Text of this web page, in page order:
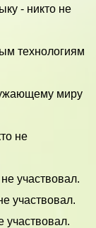
- никто не
технологиям
миру
не
участвовал.
участвовал.
участвовал.